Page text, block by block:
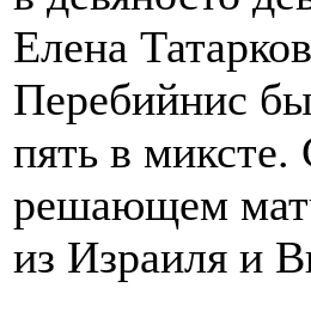
Елена
Перебийнис
пять в
решающем
из Израиля и